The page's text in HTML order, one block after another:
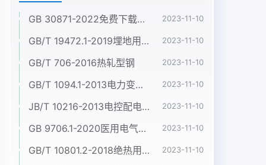
GB 30871-2022免费下载危险化学品企业特殊作业安全规范 2023-11-10
GB/T 19472.1-2019埋地用聚乙烯(PE)结构壁管道系统 第1部分:聚乙烯双壁波纹管材 2023-11-10
GB/T 706-2016热轧型钢 2023-11-10
GB/T 1094.1-2013电力变压器 第1部分:总则 2023-11-10
JB/T 10216-2013电控配电用电缆桥架 2023-11-10
GB 9706.1-2020医用电气设备 第1部分:基本安全和基本性能的通用要求 2023-11-10
GB/T 10801.2-2018绝热用挤塑聚苯乙烯泡沫塑料(XPS) 2023-11-10